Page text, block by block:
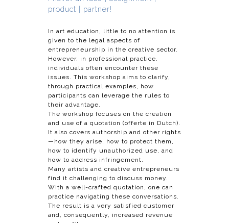
product | partner!
In art education, little to no attention is
given to the legal aspects of
entrepreneurship in the creative sector.
However, in professional practice,
individuals often encounter these
issues. This workshop aims to clarify,
through practical examples, how
participants can leverage the rules to
their advantage.
The workshop focuses on the creation
and use of a quotation (offerte in Dutch).
It also covers authorship and other rights
—how they arise, how to protect them,
how to identify unauthorized use, and
how to address infringement.
Many artists and creative entrepreneurs
find it challenging to discuss money.
With a well-crafted quotation, one can
practice navigating these conversations.
The result is a very satisfied customer
and, consequently, increased revenue